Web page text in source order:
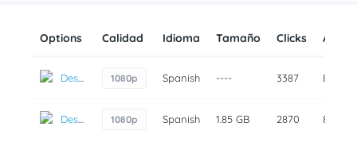
Options Calidad Idioma Tamaño Clicks
Descarga 1080p Spanish ---- 3387 8 años
Descarga 1080p Spanish 1.85 GB 2870 8 años